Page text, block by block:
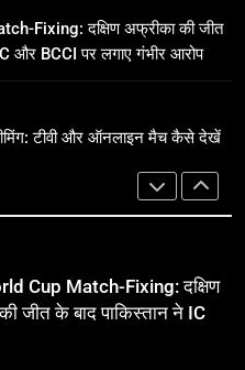
करियर और शादी से जुड़ी हर
Cup Match-Fixing: दक्षिण
लाइव स्ट्रीमिंग: टीवी और
मैच कैसे देखें
Fixing: दक्षिण अफ्रीका की जीत
और BCCI पर लगाए गंभीर आरोप
टीवी और ऑनलाइन मैच कैसे देखें
सकती है महा-भिड़ंत, जानें पूरा
2026
की पत्नी सानिया चंडोक:
करियर और शादी से जुड़ी हर
Cup Match-Fixing: दक्षिण
जीत के बाद पाकिस्तान ने ICC
लगाए गंभीर आरोप